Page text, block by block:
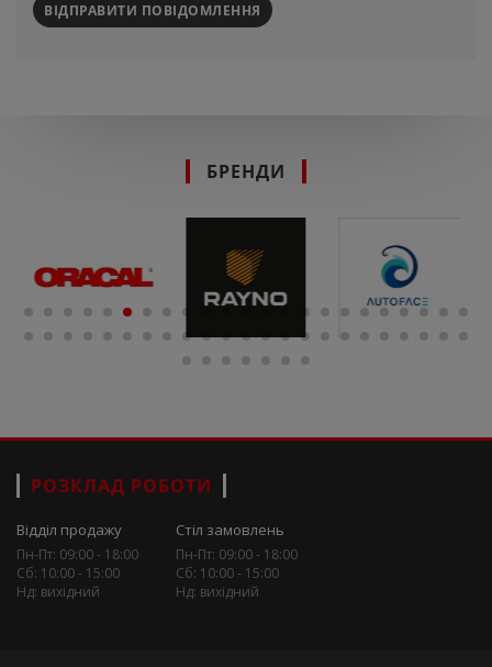
ВІДПРАВИТИ ПОВІДОМЛЕННЯ
БРЕНДИ
РОЗКЛАД РОБОТИ
Відділ продажу
Пн-Пт: 09:00 - 18:00
Сб: 10:00 - 15:00
Нд: вихідний
Стіл замовлень
Пн-Пт: 09:00 - 18:00
Сб: 10:00 - 15:00
Нд: вихідний